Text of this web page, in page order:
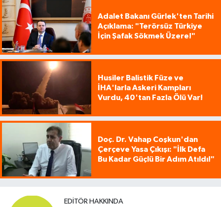
Adalet Bakanı Gürlek'ten Tarihi
Açıklama: "Terörsüz Türkiye
İçin Şafak Sökmek Üzere!"
Husiler Balistik Füze ve
İHA'larla Askeri Kampları
Vurdu, 40'tan Fazla Ölü Var!
Doç. Dr. Vahap Coşkun'dan
Çerçeve Yasa Çıkışı: "İlk Defa
Bu Kadar Güçlü Bir Adım Atıldı!"
EDITÖR HAKKINDA